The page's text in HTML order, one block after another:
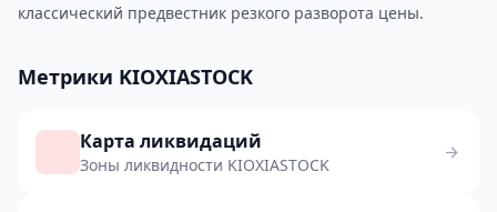
классический предвестник резкого разворота цены.
Метрики KIOXIASTOCK
Карта ликвидаций
Зоны ликвидности KIOXIASTOCK